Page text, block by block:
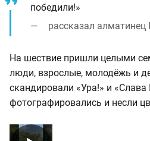
победили!»
рассказал алматинец
На шествие пришли целыми
люди, взрослые, молодёжь и
скандировали «Ура!» и «Слава
фотографировались и несли